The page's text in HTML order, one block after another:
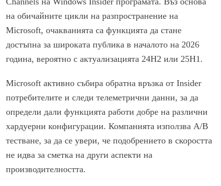
на обичайните цикли на разпространение на
Microsoft, очакванията са функцията да стане
достъпна за широката публика в началото на 2026
година, вероятно с актуализацията 24H2 или 25H1.
Microsoft активно събира обратна връзка от Insider
потребителите и следи телеметрични данни, за да
определи дали функцията работи добре на различни
хардуерни конфигурации. Компанията използва A/B
тестване, за да се увери, че подобрението в скоростта
не идва за сметка на други аспекти на
производителността.